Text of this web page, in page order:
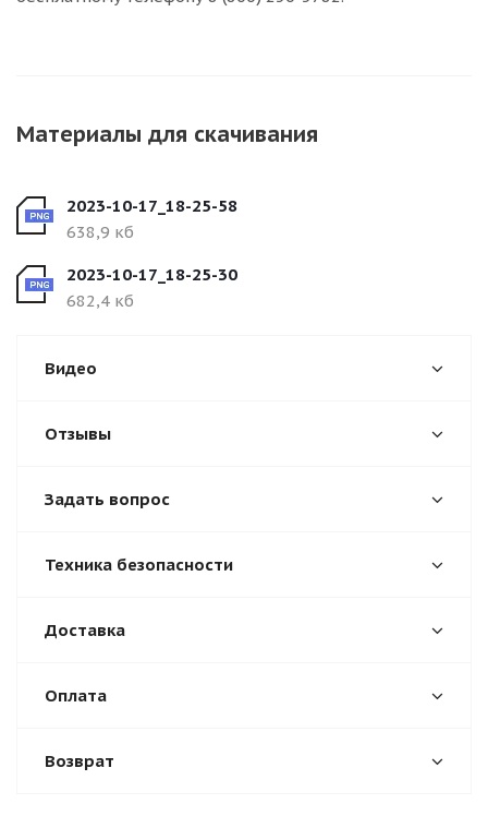
Материалы для скачивания
2023-10-17_18-25-58
638,9 кб
2023-10-17_18-25-30
682,4 кб
Видео
Отзывы
Задать вопрос
Техника безопасности
Доставка
Оплата
Возврат